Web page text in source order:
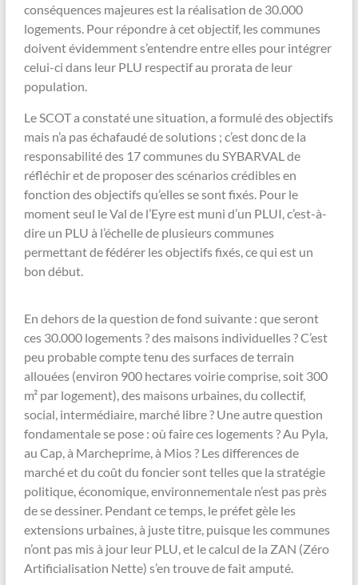
conséquences majeures est la réalisation de 30.000
logements. Pour répondre à cet objectif, les communes
doivent évidemment s’entendre entre elles pour intégrer
celui-ci dans leur PLU respectif au prorata de leur
population.
Le SCOT a constaté une situation, a formulé des objectifs
mais n’a pas échafaudé de solutions ; c’est donc de la
responsabilité des 17 communes du SYBARVAL de
réfléchir et de proposer des scénarios crédibles en
fonction des objectifs qu’elles se sont fixés. Pour le
moment seul le Val de l’Eyre est muni d’un PLUI, c’est-à-
dire un PLU à l’échelle de plusieurs communes
permettant de fédérer les objectifs fixés, ce qui est un
bon début.
En dehors de la question de fond suivante : que seront
ces 30.000 logements ? des maisons individuelles ? C’est
peu probable compte tenu des surfaces de terrain
allouées (environ 900 hectares voirie comprise, soit 300
m² par logement), des maisons urbaines, du collectif,
social, intermédiaire, marché libre ? Une autre question
fondamentale se pose : où faire ces logements ? Au Pyla,
au Cap, à Marcheprime, à Mios ? Les differences de
marché et du coût du foncier sont telles que la stratégie
politique, économique, environnementale n’est pas près
de se dessiner. Pendant ce temps, le préfet gèle les
extensions urbaines, à juste titre, puisque les communes
n’ont pas mis à jour leur PLU, et le calcul de la ZAN (Zéro
Artificialisation Nette) s’en trouve de fait amputé.